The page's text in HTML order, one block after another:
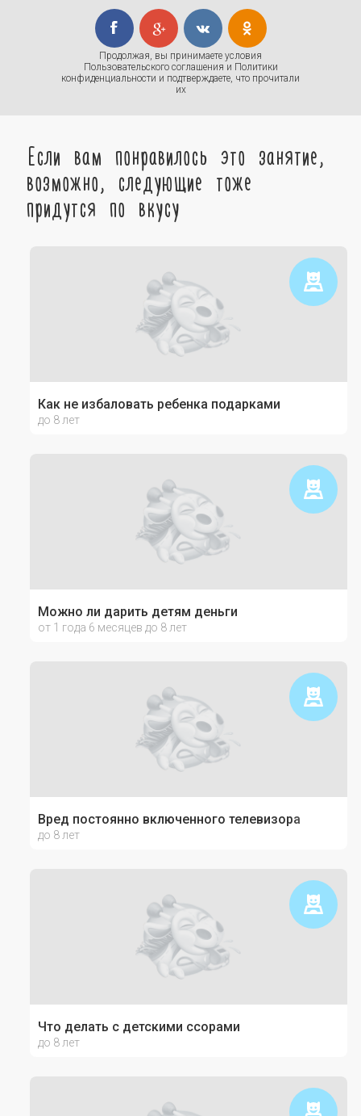
Продолжая, вы принимаете условия
Пользовательского соглашения и Политики
конфиденциальности и подтверждаете, что прочитали
их
Если вам понравилось это занятие,
возможно, следующие тоже
придутся по вкусу
Как не избаловать ребенка подарками
до 8 лет
Можно ли дарить детям деньги
от 1 года 6 месяцев до 8 лет
Вред постоянно включенного телевизора
до 8 лет
Что делать с детскими ссорами
до 8 лет